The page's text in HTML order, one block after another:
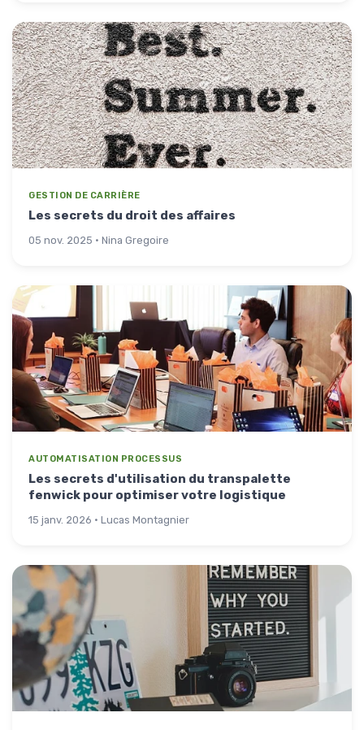
GESTION DE CARRIÈRE
Les secrets du droit des affaires
05 nov. 2025 · Nina Gregoire
AUTOMATISATION PROCESSUS
Les secrets d'utilisation du transpalette
fenwick pour optimiser votre logistique
15 janv. 2026 · Lucas Montagnier